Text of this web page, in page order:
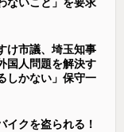
ないこと」を要求
け市議、埼玉知事
国人問題を解決す
しかない」保守一
イクを盗られる！